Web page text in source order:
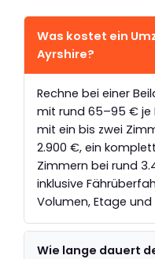
Was kostet ein
Ayrshire?
Rechne bei einer
mit rund 65–95 € je
mit ein bis zwei
2.900 €, ein
Zimmern bei rund
inklusive
Volumen, Etage und
Wie lange dauert